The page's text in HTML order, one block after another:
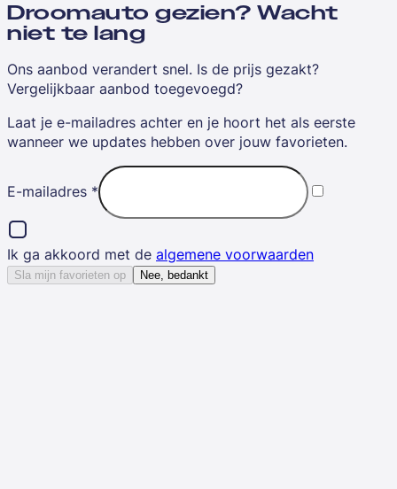
Droomauto gezien? Wacht
niet te lang
Ons aanbod verandert snel. Is de prijs gezakt?
Vergelijkbaar aanbod toegevoegd?
Laat je e-mailadres achter en je hoort het als eerste
wanneer we updates hebben over jouw favorieten.
E-mailadres *
Ik ga akkoord met de algemene voorwaarden
Sla mijn favorieten op Nee, bedankt